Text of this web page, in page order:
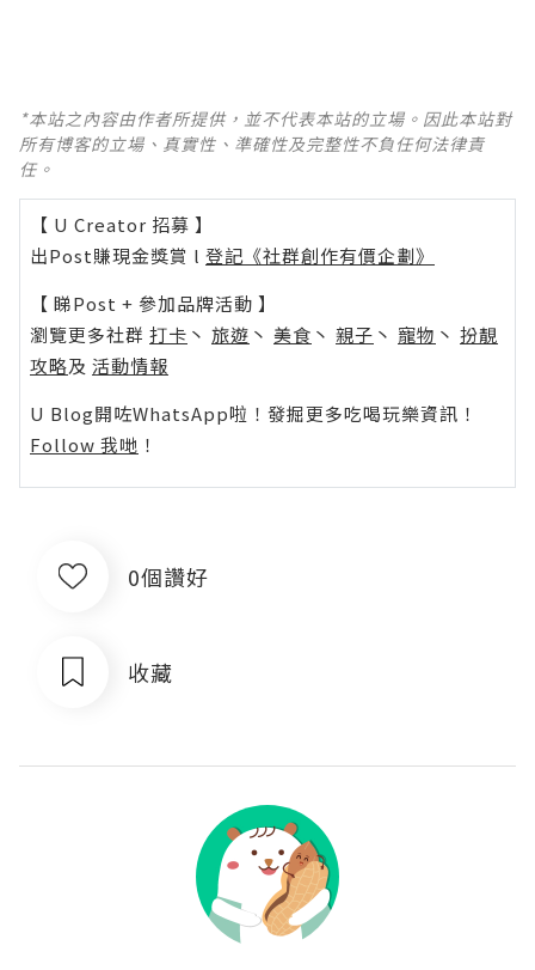
*本站之內容由作者所提供，並不代表本站的立場。因此本站對
所有博客的立場、真實性、準確性及完整性不負任何法律責
任。
【 U Creator 招募 】
出Post賺現金獎賞 l 登記《社群創作有價企劃》
【 睇Post + 參加品牌活動 】
瀏覽更多社群 打卡 丶 旅遊 丶 美食 丶 親子 丶 寵物 丶 扮靚
攻略及 活動情報
U Blog開咗WhatsApp啦！發掘更多吃喝玩樂資訊！
Follow 我哋 ！
0個讚好
收藏